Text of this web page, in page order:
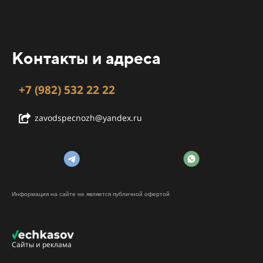
Контакты и адреса
+7 (982) 532 22 22
zavodspecnozh@yandex.ru
Информация на сайте не является публичной офертой
Сайты и реклама